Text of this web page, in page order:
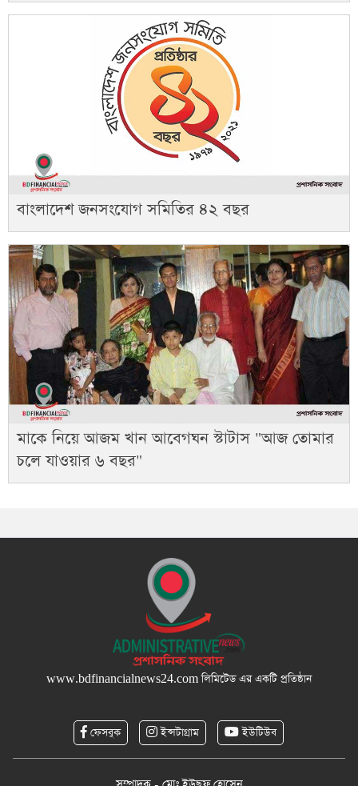
বাংলাদেশ জনসংযোগ সমিতির ৪২ বছর
মাকে নিয়ে আজম খান আবেগঘন স্টাটাস "আজ তোমার
চলে যাওয়ার ৬ বছর"
www.bdfinancialnews24.comলিমিটেড এর একটি প্রতিষ্ঠান
ফেসবুক ইন্সটাগ্রাম ইউটিউব